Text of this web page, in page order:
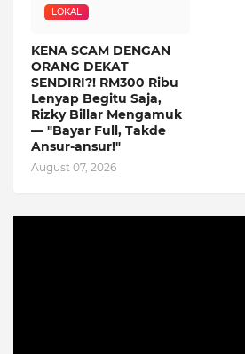
LOKAL
KENA SCAM DENGAN
ORANG DEKAT
SENDIRI?! RM300 Ribu
Lenyap Begitu Saja,
Rizky Billar Mengamuk
— "Bayar Full, Takde
Ansur-ansur!"
August 07, 2026